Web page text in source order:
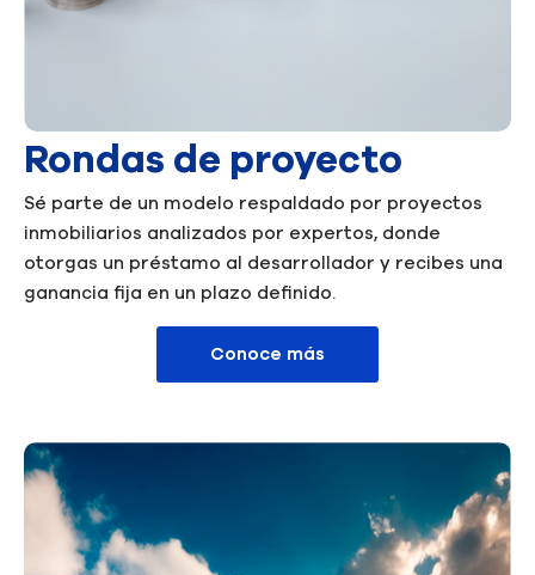
Rondas de proyecto
Sé parte de un modelo respaldado por proyectos
inmobiliarios analizados por expertos, donde
otorgas un préstamo al desarrollador y recibes una
ganancia fija en un plazo definido.
Conoce más